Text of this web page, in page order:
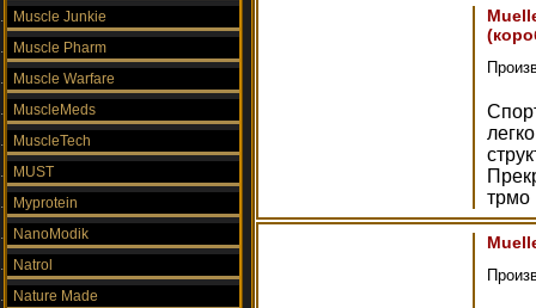
Muscle Junkie
Muscle Pharm
Muscle Warfare
MuscleMeds
MuscleTech
MUST
Myprotein
NanoModik
Natrol
Nature Made
трмо